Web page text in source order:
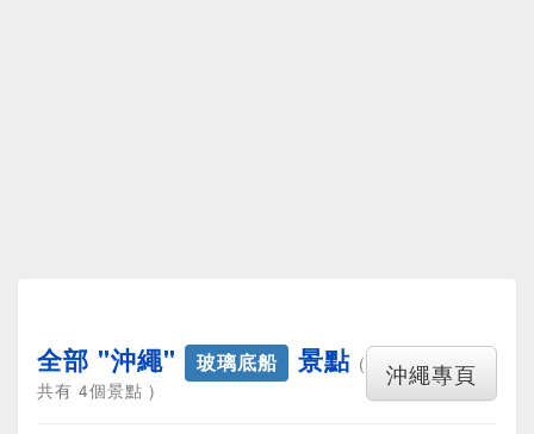
沖繩專頁
全部 "沖繩" 玻璃底船 景點 (
共有 4個景點 )